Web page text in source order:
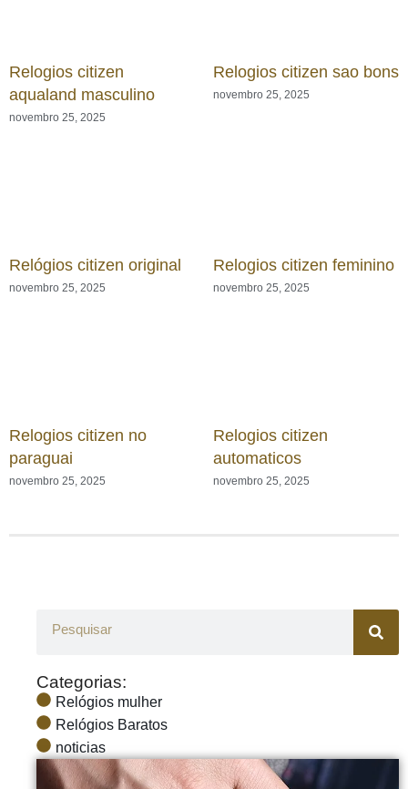
Relogios citizen
aqualand masculino
novembro 25, 2025
Relogios citizen sao bons
novembro 25, 2025
Relógios citizen original
novembro 25, 2025
Relogios citizen feminino
novembro 25, 2025
Relogios citizen no
paraguai
novembro 25, 2025
Relogios citizen
automaticos
novembro 25, 2025
Categorias:
Relógios mulher
Relógios Baratos
noticias